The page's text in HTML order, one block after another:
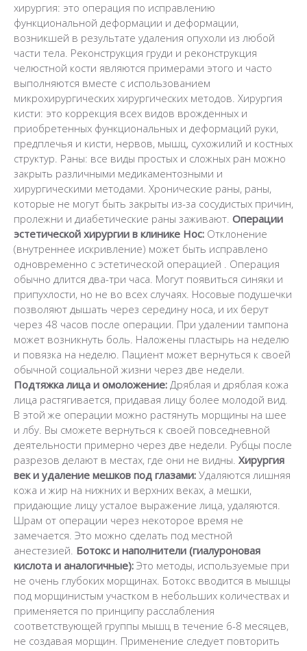
хирургия: это операция по исправлению
функциональной деформации и деформации,
возникшей в результате удаления опухоли из любой
части тела. Реконструкция груди и реконструкция
челюстной кости являются примерами этого и часто
выполняются вместе с использованием
микрохирургических хирургических методов. Хирургия
кисти: это коррекция всех видов врожденных и
приобретенных функциональных и деформаций руки,
предплечья и кисти, нервов, мышц, сухожилий и костных
структур. Раны: все виды простых и сложных ран можно
закрыть различными медикаментозными и
хирургическими методами. Хронические раны, раны,
которые не могут быть закрыты из-за сосудистых причин,
пролежни и диабетические раны заживают. Операции
эстетической хирургии в клинике Нос: Отклонение
(внутреннее искривление) может быть исправлено
одновременно с эстетической операцией . Операция
обычно длится два-три часа. Могут появиться синяки и
припухлости, но не во всех случаях. Носовые подушечки
позволяют дышать через середину носа, и их берут
через 48 часов после операции. При удалении тампона
может возникнуть боль. Наложены пластырь на неделю
и повязка на неделю. Пациент может вернуться к своей
обычной социальной жизни через две недели.
Подтяжка лица и омоложение: Дряблая и дряблая кожа
лица растягивается, придавая лицу более молодой вид.
В этой же операции можно растянуть морщины на шее
и лбу. Вы сможете вернуться к своей повседневной
деятельности примерно через две недели. Рубцы после
разрезов делают в местах, где они не видны. Хирургия
век и удаление мешков под глазами: Удаляются лишняя
кожа и жир на нижних и верхних веках, а мешки,
придающие лицу усталое выражение лица, удаляются.
Шрам от операции через некоторое время не
замечается. Это можно сделать под местной
анестезией. Ботокс и наполнители (гиалуроновая
кислота и аналогичные): Это методы, используемые при
не очень глубоких морщинах. Ботокс вводится в мышцы
под морщинистым участком в небольших количествах и
применяется по принципу расслабления
соответствующей группы мышц в течение 6-8 месяцев,
не создавая морщин. Применение следует повторить